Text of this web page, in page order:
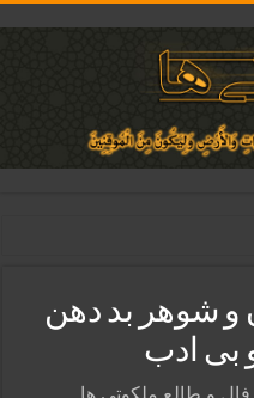
کارها و برآورده شدن حاجت
اسماء الحسنی برآورده شدن حاجت
و شوهر بد دهن
بی ادب